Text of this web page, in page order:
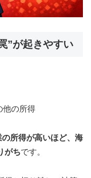
”が起きやすい
他の所得
の所得が高いほど、海
がちです。